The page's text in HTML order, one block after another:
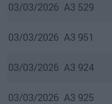
03/03/2026 Α3 529
03/03/2026 Α3 951
03/03/2026 Α3 924
03/03/2026 Α3 925